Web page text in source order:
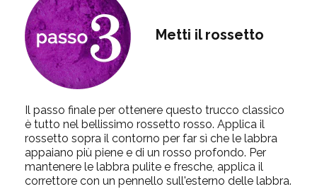
Metti il rossetto
Il passo finale per ottenere questo trucco classico
è tutto nel bellissimo rossetto rosso. Applica il
rossetto sopra il contorno per far sì che le labbra
appaiano più piene e di un rosso profondo. Per
mantenere le labbra pulite e fresche, applica il
correttore con un pennello sull'esterno delle labbra.